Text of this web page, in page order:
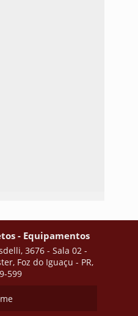
- Equipamentos
3676 - Sala 02 -
Foz do Iguaçu - PR,
599